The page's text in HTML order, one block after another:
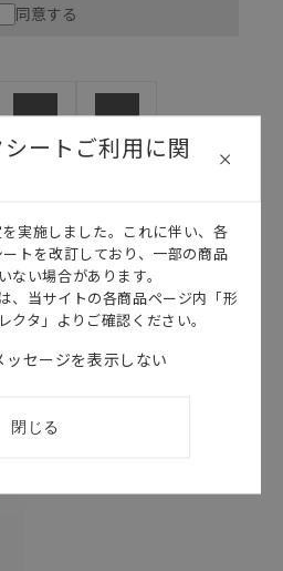
安全性については十分にご配慮
場合には、システム全体として
長設計により必要な安全性を確
ていること、および本製品が全
に対して適切に配電・設置され
前に確認してください。
記載されているアプリケーショ
で、ご採用に際しては機器・装
確認のうえご使用ください。・
機器等、現在では入手困難なも
います。・誤字、脱字が含まれ
すがご容赦ください。
ス内容や連絡先等は作成当時の
ようお願いいたします。
同意する
2D CAD 3D CAD
English
ートご利用に関
実施しました。これに伴い、各
トを改訂しており、一部の商品
ない場合があります。
、当サイトの各商品ページ内「形
タ」よりご確認ください。
ッセージを表示しない
閉じる